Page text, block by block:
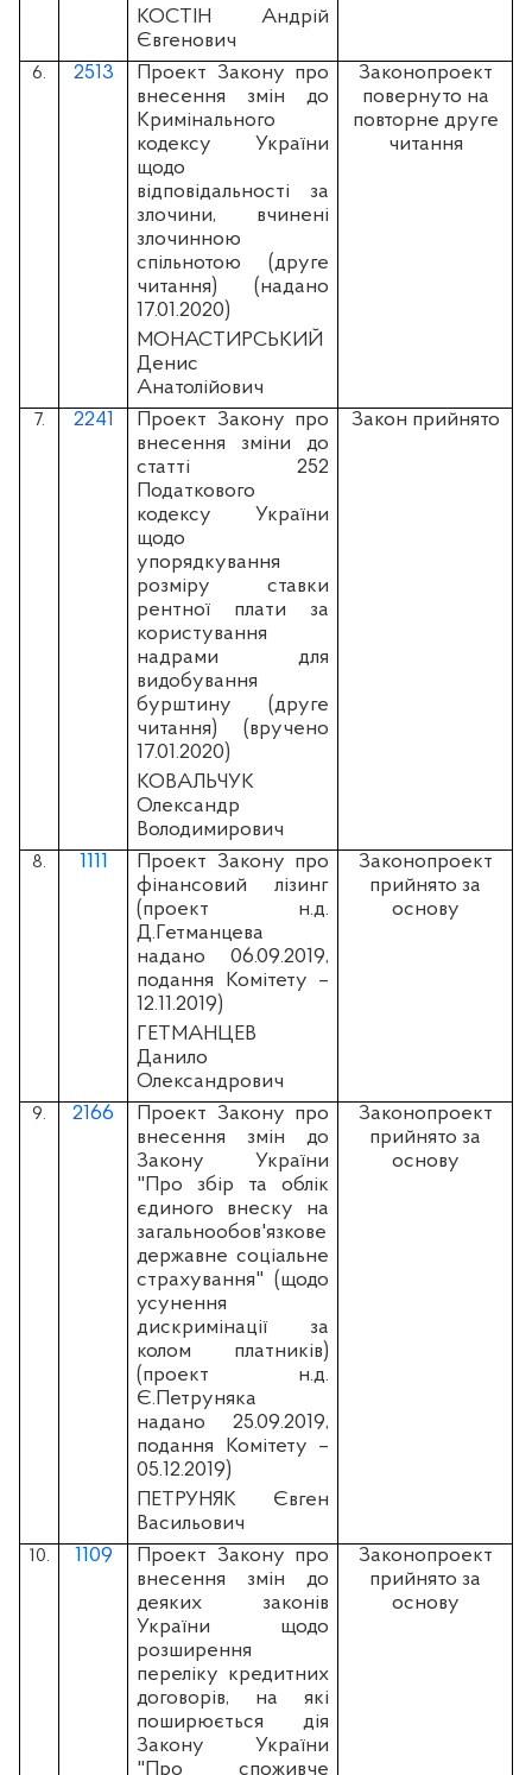
КОСТІН Андрій
Євгенович
6. 2513
Проект Закону про
внесення змін до
Кримінального
кодексу України
щодо
відповідальності за
злочини, вчинені
злочинною
спільнотою (друге
читання) (надано
17.01.2020)
МОНАСТИРСЬКИЙ
Денис
Анатолійович
Законопроект
повернуто на
повторне друге
читання
7. 2241
Проект Закону про
внесення зміни до
статті 252
Податкового
кодексу України
щодо
упорядкування
розміру ставки
рентної плати за
користування
надрами для
видобування
бурштину (друге
читання) (вручено
17.01.2020)
КОВАЛЬЧУК
Олександр
Володимирович
Закон прийнято
8. 1111
Проект Закону про
фінансовий лізинг
(проект н.д.
Д.Гетманцева
надано 06.09.2019,
подання Комітету –
12.11.2019)
ГЕТМАНЦЕВ
Данило
Олександрович
Законопроект
прийнято за
основу
9. 2166
Проект Закону про
внесення змін до
Закону України
"Про збір та облік
єдиного внеску на
загальнообов'язкове
державне соціальне
страхування" (щодо
усунення
дискримінації за
колом платників)
(проект н.д.
Є.Петруняка
надано 25.09.2019,
подання Комітету –
05.12.2019)
ПЕТРУНЯК Євген
Васильович
Законопроект
прийнято за
основу
10. 1109
Проект Закону про
внесення змін до
деяких законів
України щодо
розширення
переліку кредитних
договорів, на які
поширюється дія
Закону України
"Про споживче
Законопроект
прийнято за
основу